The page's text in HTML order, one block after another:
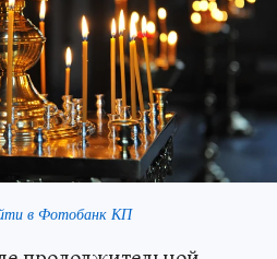
в Фотобанк КП